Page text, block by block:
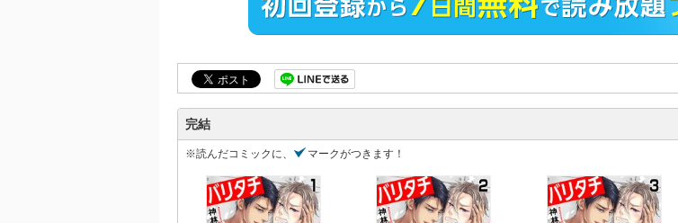
完結
※読んだコミックに、 マークがつきます！